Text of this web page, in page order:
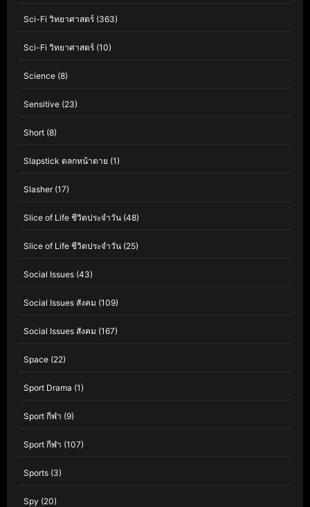
Sci-Fi วิทยาศาสตร์ (363)
Sci-Fi วิทยาศาสตร์ (10)
Science (8)
Sensitive (23)
Short (8)
Slapstick ตลกหน้าตาย (1)
Slasher(17)
Slice of Life ชีวิตประจำวัน (48)
Slice of Life ชีวิตประจำวัน (25)
Social Issues (43)
Social Issues สังคม (109)
Social Issues สังคม (167)
Space (22)
Sport Drama (1)
Sport กีฬา (9)
Sport กีฬา (107)
Sports (3)
Spy (20)